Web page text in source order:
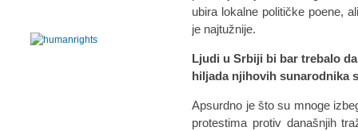
ubira lokalne političke poene,
je najtužnije.
Ljudi u Srbiji bi bar trebalo
hiljada njihovih sunarodnika
Apsurdno je što su mnoge
protestima protiv današnjih